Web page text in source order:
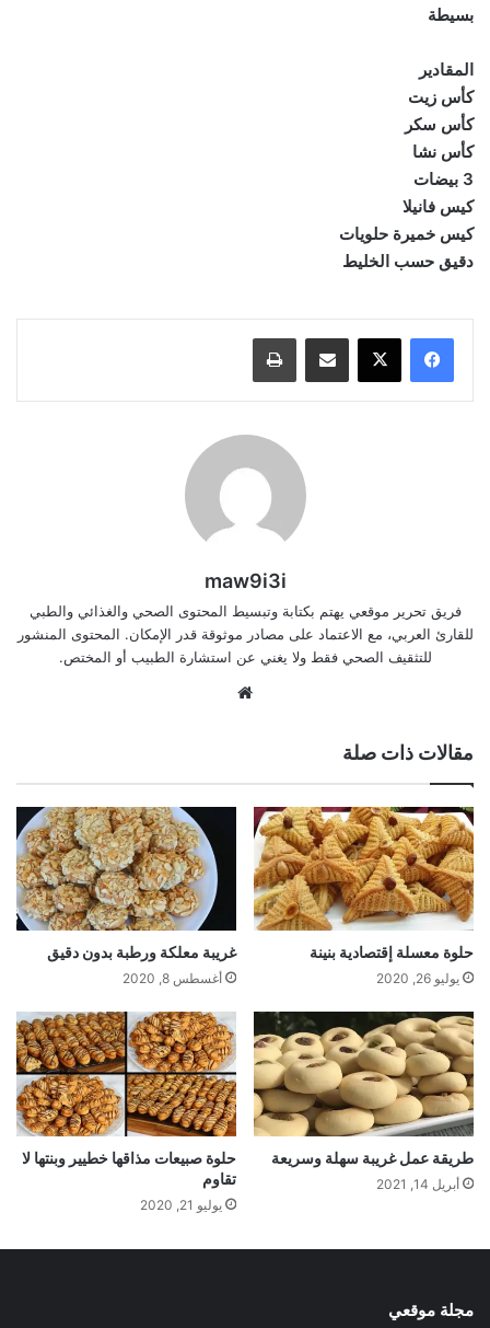
بسيطة
المقادير
كأس زيت
كأس سكر
كأس نشا
3 بيضات
كيس فانيلا
كيس خميرة حلويات
دقيق حسب الخليط
مشاركة عبر البريد طباعة
maw9i3i
فريق تحرير موقعي يهتم بكتابة وتبسيط المحتوى الصحي والغذائي والطبي
للقارئ العربي، مع الاعتماد على مصادر موثوقة قدر الإمكان. المحتوى المنشور
للتثقيف الصحي فقط ولا يغني عن استشارة الطبيب أو المختص.
مقالات ذات صلة
حلوة معسلة إقتصادية بنينة
يوليو 26, 2020
غريبة معلكة ورطبة بدون دقيق
أغسطس 8, 2020
طريقة عمل غريبة سهلة وسريعة
أبريل 14, 2021
حلوة صبيعات مذاقها خطيير وبنتها لا
تقاوم
يوليو 21, 2020
مجلة موقعي